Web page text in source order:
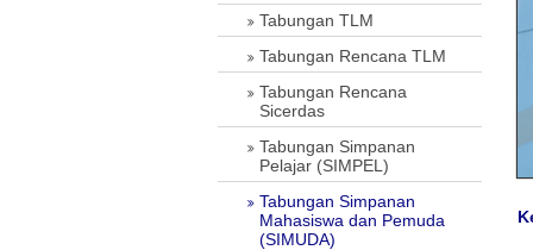
Tabungan TLM
Tabungan Rencana TLM
Tabungan Rencana
Sicerdas
Tabungan Simpanan
Pelajar (SIMPEL)
Tabungan Simpanan
Mahasiswa dan Pemuda
(SIMUDA)